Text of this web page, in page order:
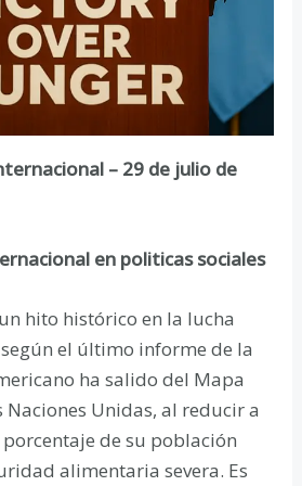
– 29 de julio de
en politicas sociales
hito histórico en la lucha
el último informe de la
ha salido del Mapa
Unidas, al reducir a
porcentaje de su población
alimentaria severa. Es